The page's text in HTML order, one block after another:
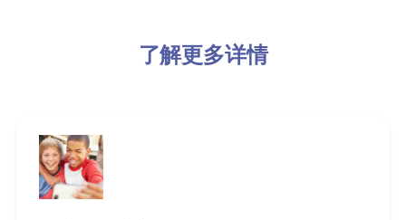
了解更多详情